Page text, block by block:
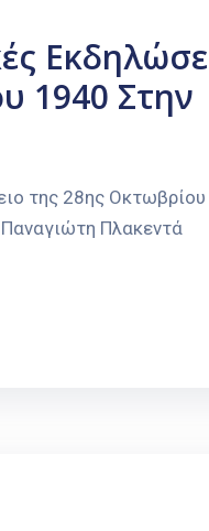
1940 Στην
της 28ης
Πλακεντά